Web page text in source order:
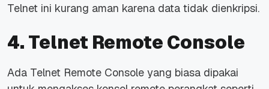
Telnet ini kurang aman karena data tidak dienkripsi.
4. Telnet Remote Console
Ada Telnet Remote Console yang biasa dipakai